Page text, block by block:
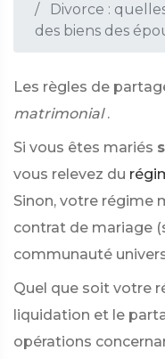
Divorce :
des biens des
Les règles de
matrimonial .
Si vous êtes mariés
vous relevez du
Sinon, votre régime
contrat de mariage
communauté
Quel que soit votre
liquidation et le
opérations